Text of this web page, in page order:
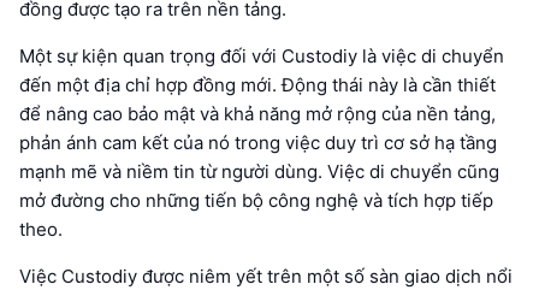
đồng được tạo ra trên nền tảng.
Một sự kiện quan trọng đối với Custodiy là việc di chuyển
đến một địa chỉ hợp đồng mới. Động thái này là cần thiết
để nâng cao bảo mật và khả năng mở rộng của nền tảng,
phản ánh cam kết của nó trong việc duy trì cơ sở hạ tầng
mạnh mẽ và niềm tin từ người dùng. Việc di chuyển cũng
mở đường cho những tiến bộ công nghệ và tích hợp tiếp
theo.
Việc Custodiy được niêm yết trên một số sàn giao dịch nổi